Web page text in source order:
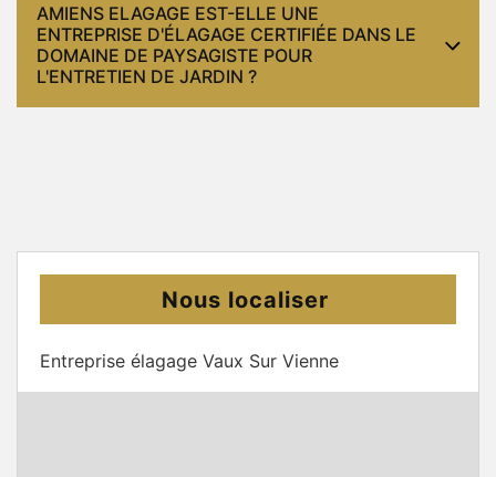
AMIENS ELAGAGE EST-ELLE UNE
ENTREPRISE D'ÉLAGAGE CERTIFIÉE DANS LE
DOMAINE DE PAYSAGISTE POUR
L'ENTRETIEN DE JARDIN ?
Nous localiser
Entreprise élagage Vaux Sur Vienne